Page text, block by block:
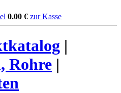
0.00 € zur Kasse
|
Rohre |